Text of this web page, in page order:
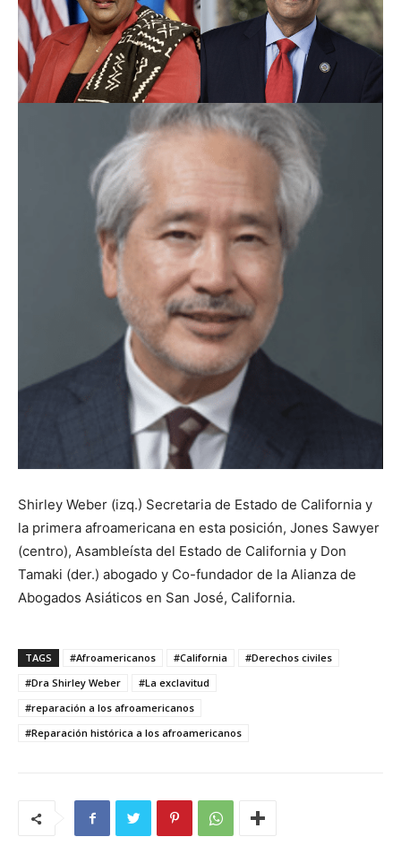
Shirley Weber (izq.) Secretaria de Estado de California y
la primera afroamericana en esta posición, Jones Sawyer
(centro), Asambleísta del Estado de California y Don
Tamaki (der.) abogado y Co-fundador de la Alianza de
Abogados Asiáticos en San José, California.
TAGS #Afroamericanos #California
#Derechos civiles
#Dra Shirley Weber
#La exclavitud
#reparación a los afroamericanos
#Reparación histórica a los afroamericanos